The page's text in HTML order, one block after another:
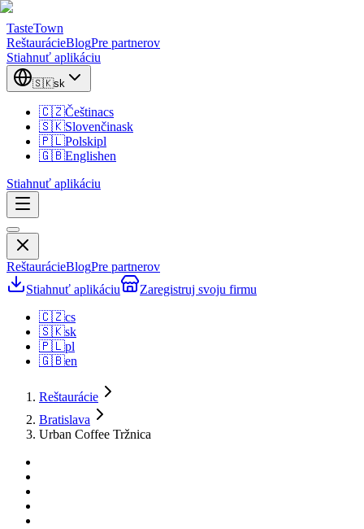
TasteTown
ReštaurácieBlogPre partnerov
Stiahnuť aplikáciu
🇸🇰sk
🇨🇿Češtinacs
🇸🇰Slovenčinask
🇵🇱Polskipl
🇬🇧Englishen
Stiahnuť aplikáciu
ReštaurácieBlogPre partnerov
Stiahnuť aplikáciu
Zaregistruj svoju firmu
🇨🇿cs
🇸🇰sk
🇵🇱pl
🇬🇧en
Reštaurácie
Bratislava
Urban Coffee Tržnica